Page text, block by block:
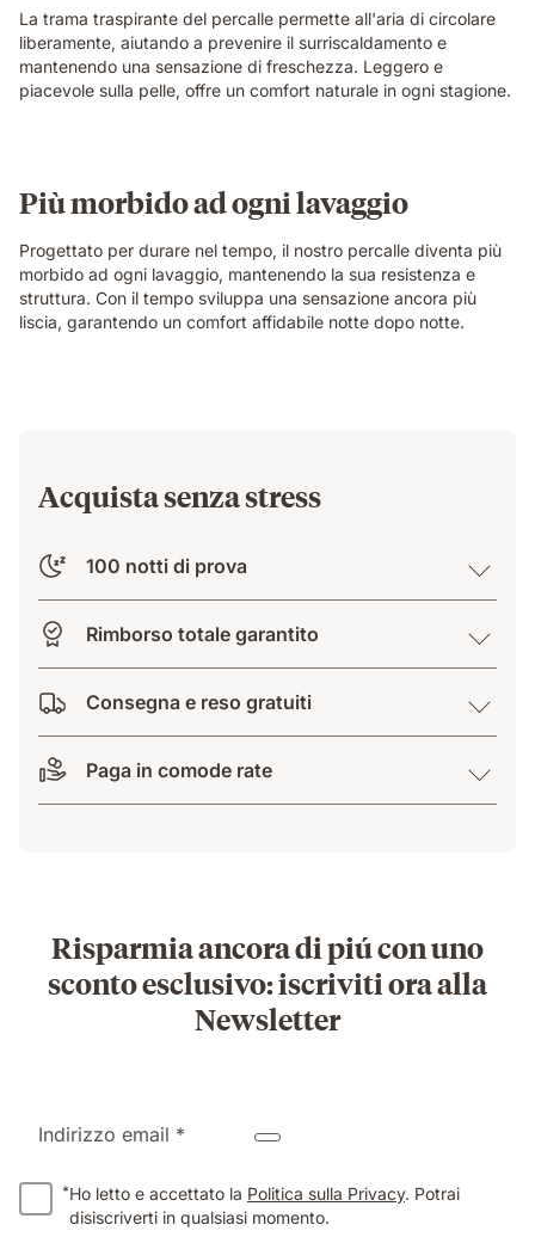
La trama traspirante del percalle permette all'aria di circolare
liberamente, aiutando a prevenire il surriscaldamento e
mantenendo una sensazione di freschezza. Leggero e
piacevole sulla pelle, offre un comfort naturale in ogni stagione.
Più morbido ad ogni lavaggio
Progettato per durare nel tempo, il nostro percalle diventa più
morbido ad ogni lavaggio, mantenendo la sua resistenza e
struttura. Con il tempo sviluppa una sensazione ancora più
liscia, garantendo un comfort affidabile notte dopo notte.
Acquista senza stress
100 notti di prova
Rimborso totale garantito
Consegna e reso gratuiti
Paga in comode rate
Risparmia ancora di piú con uno
sconto esclusivo: iscriviti ora alla
Newsletter
Indirizzo email *
*Ho letto e accettato la Politica sulla Privacy. Potrai
disiscriverti in qualsiasi momento.